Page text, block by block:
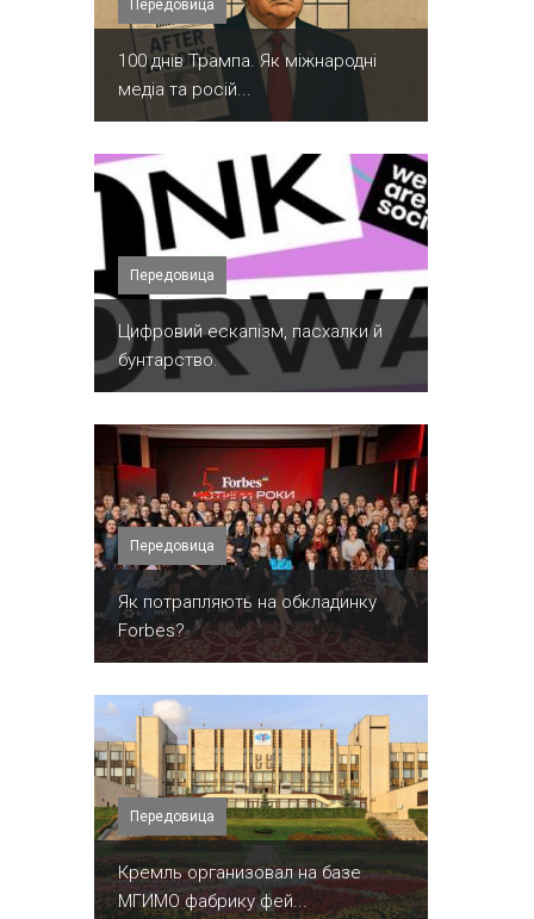
Передовица
100 днів Трампа. Як міжнародні
медіа та росій...
Передовица
​Цифровий ескапізм, пасхалки й
бунтарство.
Передовица
​Як потрапляють на обкладинку
Forbes?
Передовица
Кремль организовал на базе
МГИМО фабрику фей...